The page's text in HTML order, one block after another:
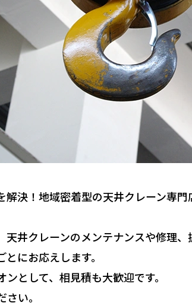
解決！地域密着型の天井クレーン専
天井クレーンのメンテナンスや修理
にお応えします。
として、相見積も大歓迎です。
い。